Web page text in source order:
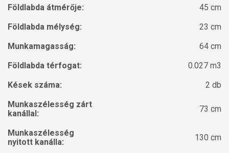
Földlabda átmérője:
45 cm
Földlabda mélység:
23 cm
Munkamagasság:
64 cm
Földlabda térfogat:
0.027 m3
Kések száma:
2 db
Munkaszélesség zárt
kanállal:
73 cm
Munkaszélesség
nyitott kanálla:
130 cm